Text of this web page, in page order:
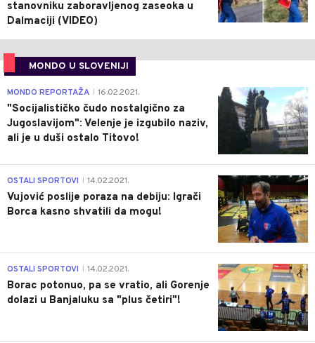
stanovniku zaboravljenog zaseoka u
Dalmaciji (VIDEO)
MONDO U SLOVENIJI
4
MONDO REPORTAŽA 16.02.2021.
"Socijalističko čudo nostalgično za
Jugoslavijom": Velenje je izgubilo naziv,
ali je u duši ostalo Titovo!
1
OSTALI SPORTOVI 14.02.2021.
Vujović poslije poraza na debiju: Igrači
Borca kasno shvatili da mogu!
3
OSTALI SPORTOVI 14.02.2021.
Borac potonuo, pa se vratio, ali Gorenje
dolazi u Banjaluku sa "plus četiri"!